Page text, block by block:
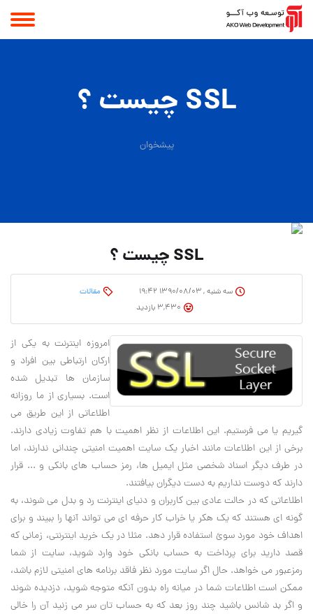
SSL چیست ؟
پیشخوان
SSL چیست ؟
سه شنبه , ۱۳۹۰/۰۸/۰۳ ۱۹:۴۲
مقالات
امروزه اينترنت به يکي از
ارکان ارتباطي بين افراد و
سازمان ها تبديل شده
است. بسياري از ما روزانه
اطلاعاتي از اين طريق مي
گيريم يا مي فرستيم. اين اطلاعات از نظر اهميت با هم تفاوت زيادي دارند.
برخي از اين اطلاعات مانند اخبار يک سايت اهميت امنيتي چنداني ندارند، اما
در طرف ديگر اسناد شخصي مثل ايميل ها، رمز حساب هاي بانکي و ... قرار
دارند که دوست نداريم به دست ديگران بيافتند.
اطلاعاتي که در حالت عادي بين کاربران و دنياي اينترنت رد و بدل مي شوند، به
گونه اي هستند که يک هکر يا خراب کار حرفه اي مي تواند آنها را ببيند و براي
اهداف خود مورد سوئ استفاده قرار دهد. مثلا در يک خريد اينترنتي، زماني که
قصد داريد براي پرداخت به حساب بانکي خود وارد شويد، سايت از شما
رمزعبور مي خواهد. حال اگر سايت مورد نظر فاقد برنامه هاي امنيتي لازم باشد،
ممکن است اطلاعات شما در ميانه راه بدون آنکه متوجه شويد، دزديده شوند
و اگر بد شانس باشيد چند روز بعد که به حساب تان سر مي زنيد آن را خالي